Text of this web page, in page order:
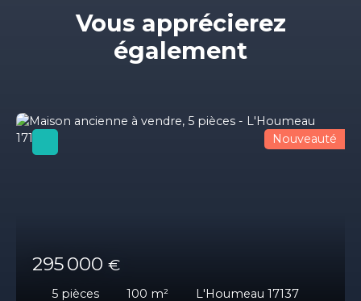
Vous apprécierez
également
295 000 €
5 pièces 100 m² L'Houmeau 17137
Nouveauté